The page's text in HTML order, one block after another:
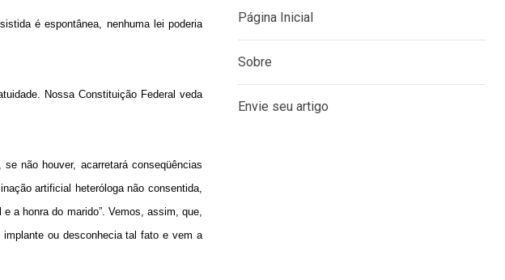
é espontânea, nenhuma lei poderia
Nossa Constituição Federal veda
não houver, acarretará conseqüências
artificial heteróloga não consentida,
a honra do marido”. Vemos, assim, que,
ou desconhecia tal fato e vem a
Página Inicial
Sobre
Envie seu artigo